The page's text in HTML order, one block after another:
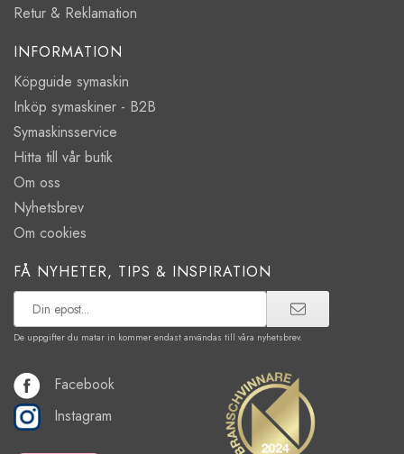
Retur & Reklamation
INFORMATION
Köpguide symaskin
Inköp symaskiner - B2B
Symaskinsservice
Hitta till vår butik
Om oss
Nyhetsbrev
Om cookies
FÅ NYHETER, TIPS & INSPIRATION
De uppgifter du matar in kommer endast användas till våra nyhetsbrev.
Facebook
Instagram